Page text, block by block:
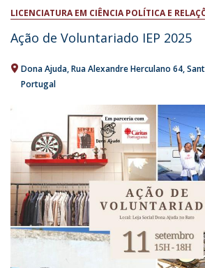
LICENCIATURA EM CIÊNCIA POLÍTICA E
Ação de Voluntariado IEP 2025
Dona Ajuda Rua Alexandre Herculano 64
Portugal